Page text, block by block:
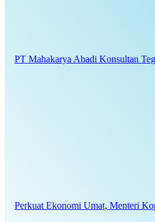
PT Mahakarya Abadi Konsultan
Perkuat Ekonomi Umat, Menteri